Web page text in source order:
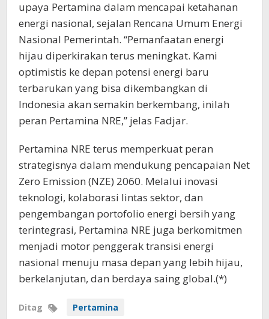
upaya Pertamina dalam mencapai ketahanan
energi nasional, sejalan Rencana Umum Energi
Nasional Pemerintah. “Pemanfaatan energi
hijau diperkirakan terus meningkat. Kami
optimistis ke depan potensi energi baru
terbarukan yang bisa dikembangkan di
Indonesia akan semakin berkembang, inilah
peran Pertamina NRE,” jelas Fadjar.
Pertamina NRE terus memperkuat peran
strategisnya dalam mendukung pencapaian Net
Zero Emission (NZE) 2060. Melalui inovasi
teknologi, kolaborasi lintas sektor, dan
pengembangan portofolio energi bersih yang
terintegrasi, Pertamina NRE juga berkomitmen
menjadi motor penggerak transisi energi
nasional menuju masa depan yang lebih hijau,
berkelanjutan, dan berdaya saing global.(*)
Ditag Pertamina